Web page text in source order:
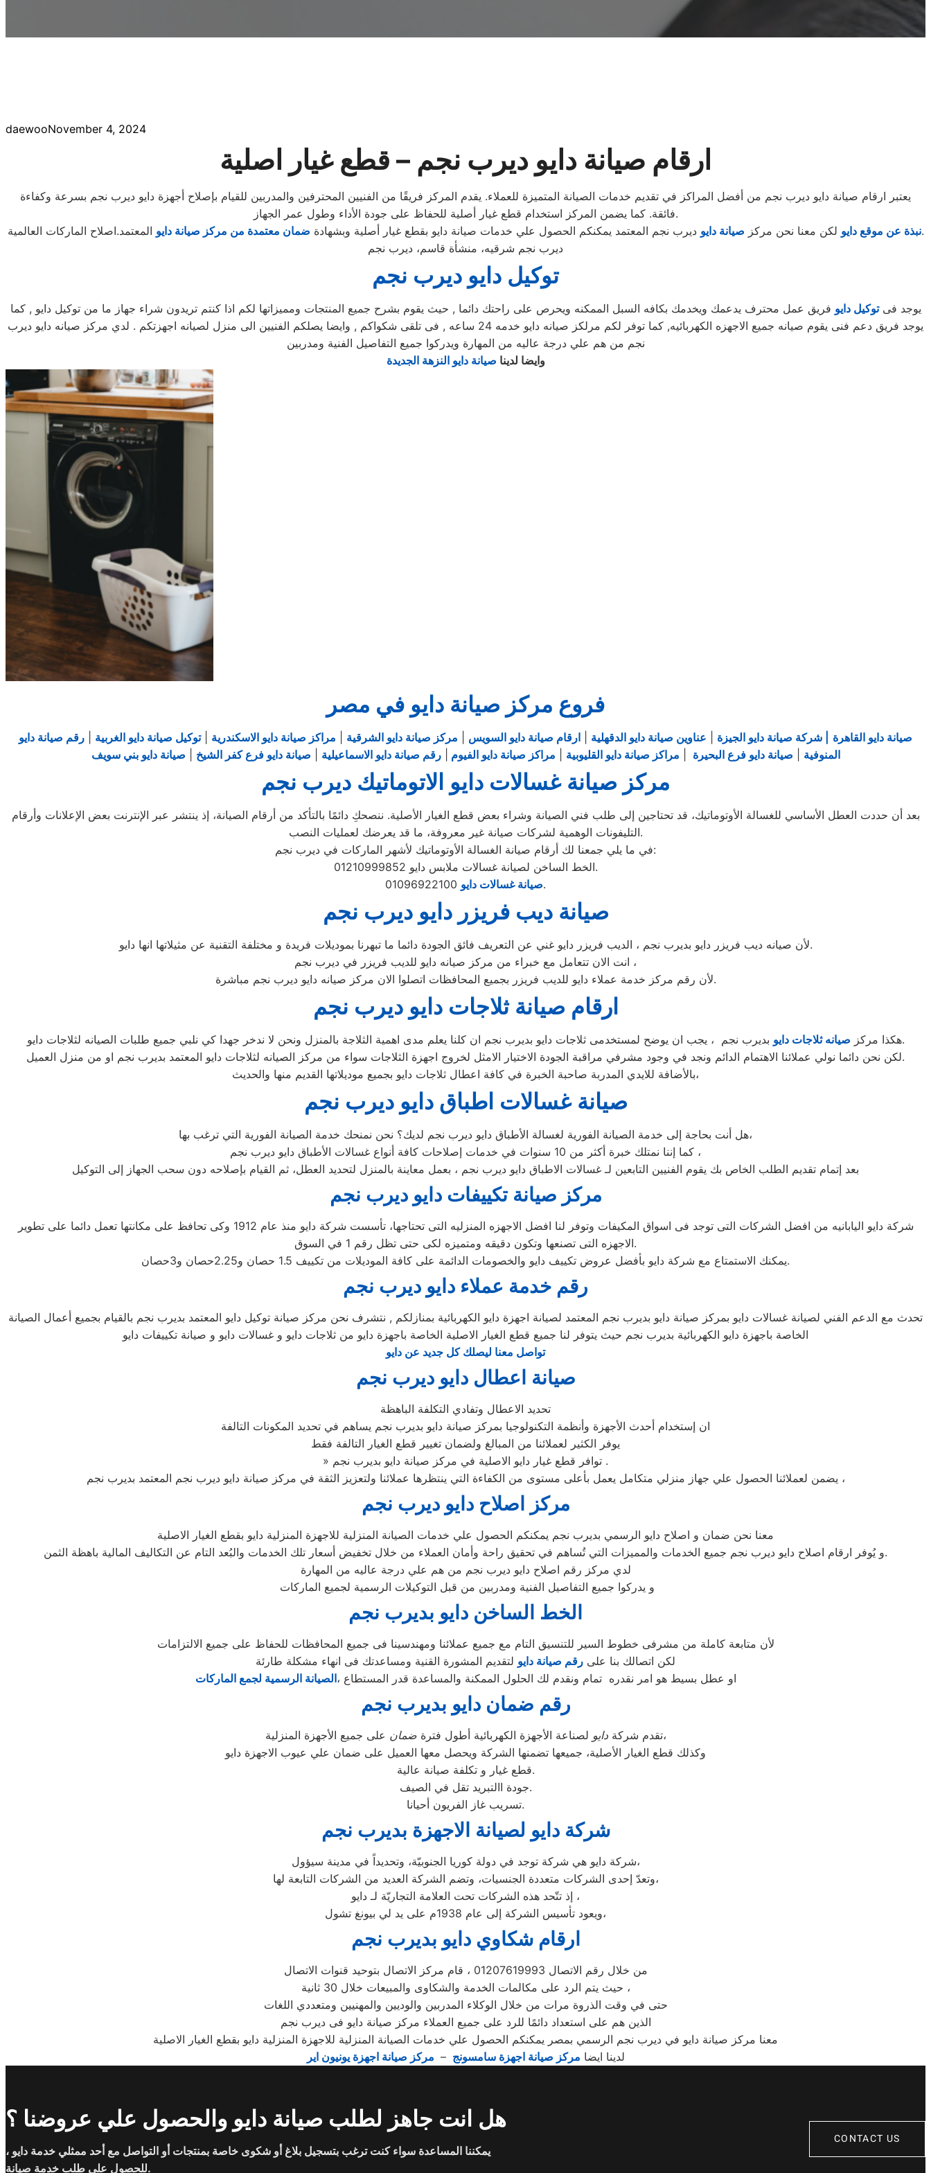
daewooNovember 4, 2024
ارقام صيانة دايو ديرب نجم – قطع غيار اصلية
يعتبر ارقام صيانة دايو ديرب نجم من أفضل المراكز في تقديم خدمات الصيانة المتميزة للعملاء. يقدم المركز فريقًا من الفنيين المحترفين والمدربين للقيام بإصلاح أجهزة دايو ديرب نجم بسرعة وكفاءة
فائقة. كما يضمن المركز استخدام قطع غيار أصلية للحفاظ على جودة الأداء وطول عمر الجهاز.
نبذة عن موقع دايو لكن معنا نحن مركز صيانة دايو ديرب نجم المعتمد يمكنكم الحصول علي خدمات صيانة دايو بقطع غيار أصلية وبشهادة ضمان معتمدة من مركز صيانة دايو
المعتمد.اصلاح الماركات العالمية.
ديرب نجم شرقيه، منشأة قاسم، ديرب نجم
توكيل دايو ديرب نجم
يوجد فىتوكيل دايو فريق عمل محترف يدعمك ويخدمك بكافه السبل الممكنه ويحرص على راحتك دائما , حيث يقوم بشرح جميع المنتجات ومميزاتها لكم اذا كنتم تريدون شراء جهاز ما من توكيل دايو , كما
يوجد فريق دعم فنى يقوم صيانه جميع الاجهزه الكهربائيه, كما توفر لكم مرلكز صيانه دايو خدمه 24 ساعه , فى تلقى شكواكم , وايضا يصلكم الفنيين الى منزل لصيانه اجهزتكم . لدي مركز صيانه دايو ديرب
نجم من هم علي درجة عاليه من المهارة ويدركوا جميع التفاصيل الفنية ومدربين
وايضا لدينا صيانة دايو النزهة الجديدة
فروع مركز صيانة دايو في مصر
صيانة دايو القاهرة | شركة صيانة دايو الجيزة عناوين صيانة دايو الدقهلية ارقام صيانة دايو السويس مركز صيانة دايو الشرقية مراكز صيانة دايو الاسكندرية |توكيل صيانة دايو الغربية
رقم صيانة دايو
المنوفية
صيانة دايو فرع البحيرة مراكز صيانة دايو القليوبية مراكز صيانة دايو الفيوم |رقم صيانة دايو الاسماعيلية صيانة دايو فرع كفر الشيخ صيانة دايو بني سويف
مركز صيانة غسالات دايو الاتوماتيك ديرب نجم
بعد أن حددت العطل الأساسي للغسالة الأوتوماتيك، قد تحتاجين إلى طلب فني الصيانة وشراء بعض قطع الغيار الأصلية. ننصحكِ دائمًا بالتأكد من أرقام الصيانة، إذ ينتشر عبر الإنترنت بعض الإعلانات وأرقام
التليفونات الوهمية لشركات صيانة غير معروفة، ما قد يعرضك لعمليات النصب.
في ما يلي جمعنا لك أرقام صيانة الغسالة الأوتوماتيك لأشهر الماركات في ديرب نجم:
الخط الساخن لصيانة غسالات ملابس دايو 01210999852.
صيانة غسالات دايو01096922100.
صيانة ديب فريزر دايو ديرب نجم
لأن صيانه ديب فريزر دايو بديرب نجم ، الديب فريزر دايو غني عن التعريف فائق الجودة دائما ما تبهرنا بموديلات فريدة و مختلفة التقنية عن مثيلاتها انها دايو.
انت الان تتعامل مع خبراء من مركز صيانه دايو للديب فريزر في ديرب نجم ،
لأن رقم مركز خدمة عملاء دايو للديب فريزر بجميع المحافظات اتصلوا الان مركز صيانه دايو ديرب نجم مباشرة.
ارقام صيانة ثلاجات دايو ديرب نجم
هكذا مركز صيانه ثلاجات دايو
بديرب نجم ، يجب ان يوضح لمستخدمى ثلاجات دايو بديرب نجم ان كلنا يعلم مدى اهمية الثلاجة بالمنزل ونحن لا ندخر جهدا كي نلبي جميع طلبات الصيانه لثلاجات دايو.
لكن نحن دائما نولي عملائنا الاهتمام الدائم ونجد في وجود مشرفي مراقبة الجودة الاختيار الامثل لخروج اجهزة الثلاجات سواء من مركز الصيانه لثلاجات دايو المعتمد بديرب نجم او من منزل العميل.
بالأضافة للايدي المدربة صاحبة الخبرة في كافة اعطال ثلاجات دايو بجميع موديلاتها القديم منها والحديث،
صيانة غسالات اطباق دايو ديرب نجم
هل أنت بحاجة إلى خدمة الصيانة الفورية لغسالة الأطباق دايو ديرب نجم لديك؟ نحن نمنحك خدمة الصيانة الفورية التي ترغب بها،
كما إننا نمتلك خبرة أكثر من 10 سنوات في خدمات إصلاحات كافة أنواع غسالات الأطباق دايو ديرب نجم ،
بعد إتمام تقديم الطلب الخاص بك يقوم الفنيين التابعين لـ غسالات الاطباق دايو ديرب نجم ، بعمل معاينة بالمنزل لتحديد العطل، ثم القيام بإصلاحه دون سحب الجهاز إلى التوكيل
مركز صيانة تكييفات دايو ديرب نجم
شركة دايو اليابانيه من افضل الشركات التى توجد فى اسواق المكيفات وتوفر لنا افضل الاجهزه المنزليه التى تحتاجها، تأسست شركة دايو منذ عام 1912 وكى تحافظ على مكانتها تعمل دائما على تطوير
الاجهزه التى تصنعها وتكون دقيقه ومتميزه لكى حتى تظل رقم 1 في السوق.
يمكنك الاستمتاع مع شركة دايو بأفضل عروض تكييف دايو والخصومات الدائمة على كافة الموديلات من تكييف 1.5 حصان و2.25حصان و3حصان.
رقم خدمة عملاء دايو ديرب نجم
تحدث مع الدعم الفني لصيانة غسالات دايو بمركز صيانة دايو بديرب نجم المعتمد لصيانة اجهزة دايو الكهربائية بمنازلكم , نتشرف نحن مركز صيانة توكيل دايو المعتمد بديرب نجم بالقيام بجميع أعمال الصيانة
الخاصة باجهزة دايو الكهربائية بديرب نجم حيث يتوفر لنا جميع قطع الغيار الاصلية الخاصة باجهزة دايو من ثلاجات دايو و غسالات دايو و صيانة تكييفات دايو
تواصل معنا ليصلك كل جديد عن دايو
صيانة اعطال دايو ديرب نجم
تحديد الاعطال وتفادي التكلفة الباهظة
ان إستخدام أحدث الأجهزة وأنظمة التكنولوجيا بمركز صيانة دايو بديرب نجم يساهم في تحديد المكونات التالفة
يوفر الكثير لعملائنا من المبالغ ولضمان تغيير قطع الغيار التالفة فقط
» توافر قطع غيار دايو الاصلية في مركز صيانة دايو بديرب نجم .
يضمن لعملائنا الحصول علي جهاز منزلي متكامل يعمل بأعلى مستوى من الكفاءة التي ينتظرها عملائنا ولتعزيز الثقة في مركز صيانة دايو ديرب نجم المعتمد بديرب نجم ،
مركز اصلاح دايو ديرب نجم
معنا نحن ضمان و اصلاح دايو الرسمي بديرب نجم يمكنكم الحصول علي خدمات الصيانة المنزلية للاجهزة المنزلية دايو بقطع الغيار الاصلية
و يُوفر ارقام اصلاح دايو ديرب نجم جميع الخدمات والمميزات التي تُساهم في تحقيق راحة وأمان العملاء من خلال تخفيض أسعار تلك الخدمات والبُعد التام عن التكاليف المالية باهظة الثمن.
لدي مركز رقم اصلاح دايو ديرب نجم من هم علي درجة عاليه من المهارة
و يدركوا جميع التفاصيل الفنية ومدربين من قبل التوكيلات الرسمية لجميع الماركات
الخط الساخن دايو بديرب نجم
لأن متابعة كاملة من مشرفى خطوط السير للتنسيق التام مع جميع عملائنا ومهندسينا فى جميع المحافظات للحفاظ على جميع الالتزامات
لكن اتصالك بنا على رقم صيانة دايو لتقديم المشورة القنية ومساعدتك فى انهاء مشكلة طارئة
او عطل بسيط هو امر نقدره تمام ونقدم لك الحلول الممكنة والمساعدة قدر المستطاع ،الصيانة الرسمية لجمع الماركات
رقم ضمان دايو بديرب نجم
تقدم شركةدايو لصناعة الأجهزة الكهربائية أطول فترةضمان
على جميع الأجهزة المنزلية،
وكذلك قطع الغيار الأصلية، جميعها تضمنها الشركة ويحصل معها العميل على ضمان علي عيوب الاجهزة دايو
قطع غيار و تكلفة صيانة عالية.
جودة االتبريد تقل في الصيف.
تسريب غاز الفريون أحيانا.
شركة دايو لصيانة الاجهزة بديرب نجم
شركة دايو هي شركة توجد في دولة كوريا الجنوبيّة، وتحديداً في مدينة سيؤول،
وتعدّ إحدى الشركات متعددة الجنسيات، وتضم الشركة العديد من الشركات التابعة لها،
إذ تتّحد هذه الشركات تحت العلامة التجاريّة لـ دايو ،
ويعود تأسيس الشركة إلى عام 1938م على يد لي بيونغ تشول،
ارقام شكاوي دايو بديرب نجم
من خلال رقم الاتصال 01207619993 ، قام مركز الاتصال بتوحيد قنوات الاتصال
حيث يتم الرد على مكالمات الخدمة والشكاوى والمبيعات خلال 30 ثانية ،
حتى في وقت الذروة مرات من خلال الوكلاء المدربين والوديين والمهنيين ومتعددي اللغات
الذين هم على استعداد دائمًا للرد على جميع العملاء مركز صيانة دايو فى ديرب نجم
معنا مركز صيانة دايو في ديرب نجم الرسمي بمصر يمكنكم الحصول علي خدمات الصيانة المنزلية للاجهزة المنزلية دايو بقطع الغيار الاصلية
لدينا ايضا مركز صيانة اجهزة سامسونج – مركز صيانة اجهزة يونيون اير
هل انت جاهز لطلب صيانة دايو والحصول علي عروضنا ؟
يمكننا المساعدة سواء كنت ترغب بتسجيل بلاغ أو شكوى خاصة بمنتجات أو التواصل مع أحد ممثلي خدمة دايو ،
للحصول على طلب خدمة صيانة.
CONTACT US